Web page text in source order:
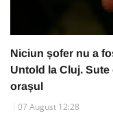
Niciun șofer nu a
Untold la Cluj.
orașul
07 August 12:28